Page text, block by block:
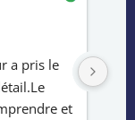
a pris le
et